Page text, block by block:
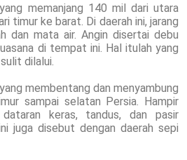
memanjang 140 mil dari utara
timur ke barat. Di daerah ini, jarang
dan mata air. Angin disertai debu
di tempat ini. Hal itulah yang
dilalui.
membentang dan menyambung
sampai selatan Persia. Hampir
dataran keras, tandus, dan pasir
juga disebut dengan daerah sepi